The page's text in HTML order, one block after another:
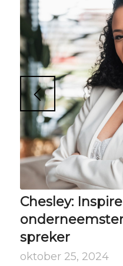
Chesley:
spreker
oktober 25, 2024